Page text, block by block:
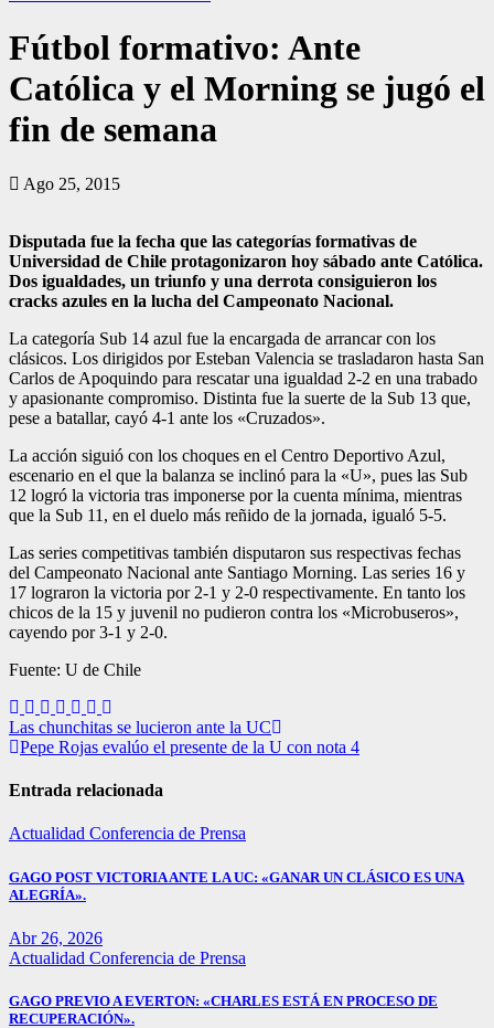
Fútbol formativo: Ante
Católica y el Morning se jugó el
fin de semana
Ago 25, 2015
Disputada fue la fecha que las categorías formativas de
Universidad de Chile protagonizaron hoy sábado ante Católica.
Dos igualdades, un triunfo y una derrota consiguieron los
cracks azules en la lucha del Campeonato Nacional.
La categoría Sub 14 azul fue la encargada de arrancar con los
clásicos. Los dirigidos por Esteban Valencia se trasladaron hasta San
Carlos de Apoquindo para rescatar una igualdad 2-2 en una trabado
y apasionante compromiso. Distinta fue la suerte de la Sub 13 que,
pese a batallar, cayó 4-1 ante los «Cruzados».
La acción siguió con los choques en el Centro Deportivo Azul,
escenario en el que la balanza se inclinó para la «U», pues las Sub
12 logró la victoria tras imponerse por la cuenta mínima, mientras
que la Sub 11, en el duelo más reñido de la jornada, igualó 5-5.
Las series competitivas también disputaron sus respectivas fechas
del Campeonato Nacional ante Santiago Morning. Las series 16 y
17 lograron la victoria por 2-1 y 2-0 respectivamente. En tanto los
chicos de la 15 y juvenil no pudieron contra los «Microbuseros»,
cayendo por 3-1 y 2-0.
Fuente: U de Chile
Navegación
de
entradas
Las chunchitas se lucieron ante la UC
Pepe Rojas evalúo el presente de la U con nota 4
Entrada relacionada
Actualidad Conferencia de Prensa
GAGO POST VICTORIA ANTE LA UC: «GANAR UN CLÁSICO ES UNA
ALEGRÍA».
Abr 26, 2026
Actualidad Conferencia de Prensa
GAGO PREVIO A EVERTON: «CHARLES ESTÁ EN PROCESO DE
RECUPERACIÓN».